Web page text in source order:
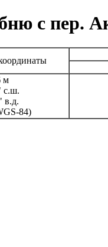
с пер.
м
с.ш.
в.д.
84)